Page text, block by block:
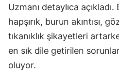
Uzmanı detaylıca
hapşırık, burun akıntısı,
tıkanıklık şikayetleri
en sık dile getirilen
oluyor.